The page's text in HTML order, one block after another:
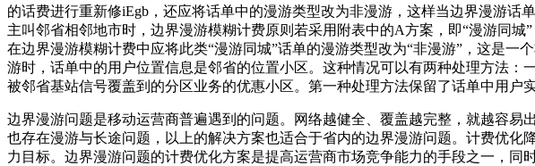
的话费进行重新修iEgb，还应将话单中的漫游类型改为非漫游，这样当边界漫游
主叫邻省相邻地市时，边界漫游模糊计费原则若采用附表中的A方案，即“漫游同
在边界漫游模糊计费中应将此类“漫游同城”话单的漫游类型改为“非漫游”，这是
游时，话单中的用户位置信息是邻省的位置小区。这种情况可以有两种处理方法
被邻省基站信号覆盖到的分区业务的优惠小区。第一种处理方法保留了话单中用户
边界漫游问题是移动运营商普遍遇到的问题。网络越健全、覆盖越完整，就越容
也存在漫游与长途问题，以上的解决方案也适合于省内的边界漫游问题。计费优
力目标。边界漫游问题的计费优化方案是提高运营商市场竞争能力的手段之一，同